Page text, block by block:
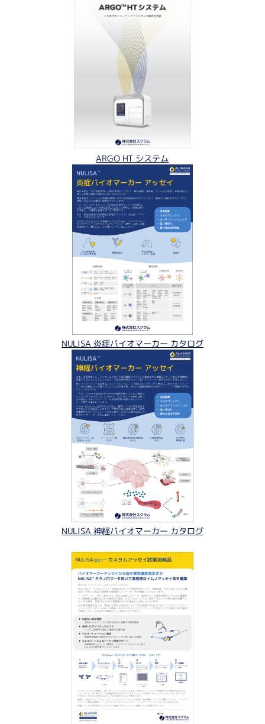
ARGO HT システム
NULISA 炎症バイオマーカー カタログ
NULISA 神経バイオマーカー カタログ